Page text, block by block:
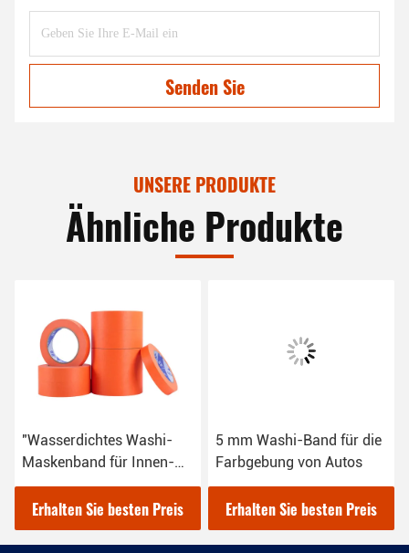
Senden Sie
UNSERE PRODUKTE
Ähnliche Produkte
"Wasserdichtes Washi-
Maskenband für Innen-
und Außenmalerei"
Erhalten Sie besten Preis
5 mm Washi-Band für die
Farbgebung von Autos
Erhalten Sie besten Preis